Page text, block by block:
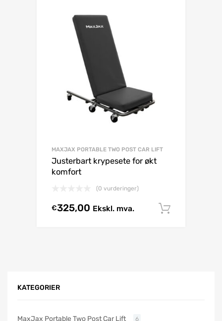
MAXJAX PORTABLE TWO POST CAR LIFT
Justerbart krypesete for økt
komfort
(0 vurderinger)
€325,00 Ekskl. mva.
KATEGORIER
MaxJax Portable Two Post Car Lift 6